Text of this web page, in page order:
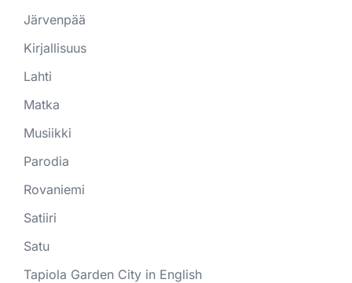
Järvenpää
Kirjallisuus
Lahti
Matka
Musiikki
Parodia
Rovaniemi
Satiiri
Satu
Tapiola Garden City in English